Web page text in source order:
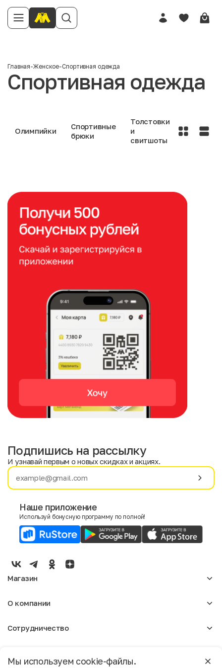
Главная-Женское-Спортивная одежда
Спортивная одежда
Олимпийки
Спортивные
брюки
Толстовки
и
свитшоты
Имя
E-mail
Мужской
Женский
Мы используем cookie-файлы.
Москва
Подпишись на рассылку
И узнавай первым о новых скидках и акциях.
Наше приложение
Используй бонусную программу по полной!
Магазин
Мужское
О компании
Отзывы
Магазины
Сотрудничество
Реклама